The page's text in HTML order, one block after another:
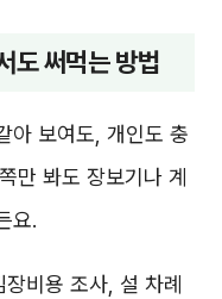
도 써먹는 방법
아 보여도, 개인도 충
만 봐도 장보기나 계
요.
비용 조사, 설 차례